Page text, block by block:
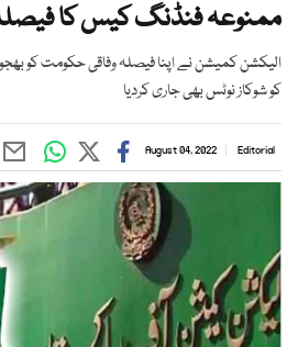
ممنوعہ فنڈنگ کیس کا
الیکشن کمیشن نے اپنا فیصلہ وفاقی حکومت کو
کو شوکاز نوٹس بھی جاری کردیا
Editorial
August 04, 2022